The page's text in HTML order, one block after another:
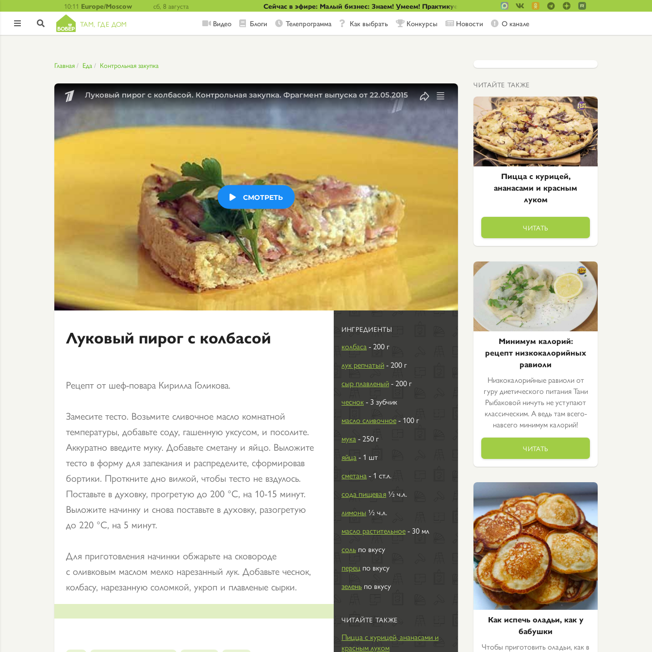
10:11 Europe/Moscow сб, 8 августа Сейчас в эфире: Малый бизнес: Знаем! Умеем! Практикуем!
  ТАМ, ГДЕ ДОМ Видео Блоги Телепрограмма Как выбрать Конкурсы Новости О канале
Главная Еда Контрольная закупка
Луковый пирог с колбасой
Рецепт от шеф-повара Кирилла Голикова.
Замесите тесто. Возьмите сливочное масло комнатной
температуры, добавьте соду, гашенную уксусом, и посолите.
Аккуратно введите муку. Добавьте сметану и яйцо. Выложите
тесто в форму для запекания и распределите, сформировав
бортики. Проткните дно вилкой, чтобы тесто не вздулось.
Поставьте в духовку, прогретую до 200 °С, на 10-15 минут.
Выложите начинку и снова поставьте в духовку, разогретую
до 220 °С, на 5 минут.
Для приготовления начинки обжарьте на сковороде
с оливковым маслом мелко нарезанный лук. Добавьте чеснок,
колбасу, нарезанную соломкой, укроп и плавленые сырки.
ИНГРЕДИЕНТЫ
колбаса- 200 г
лук репчатый- 200 г
сыр плавленый- 200 г
чеснок- 3 зубчик
масло сливочное- 100 г
мука- 250 г
яйца- 1 шт
сметана- 1 ст.л.
сода пищевая ½ ч.л.
лимоны ½ ч.л.
масло растительное- 30 мл
соль по вкусу
перец по вкусу
зелень по вкусу
ЧИТАЙТЕ ТАКЖЕ
Пицца с курицей, ананасами и
красным луком
ЧИТАЙТЕ ТАКЖЕ
Пицца с курицей,
ананасами и красным
луком
ЧИТАТЬ
Минимум калорий:
рецепт низкокалорийных
равиоли
Низкокалорийные равиоли от
гуру диетического питания Тани
Рыбаковой ничуть не уступают
классическим. А ведь там всего-
навсего минимум калорий!
ЧИТАТЬ
Как испечь оладьи, как у
бабушки
Чтобы приготовить оладьи, как в